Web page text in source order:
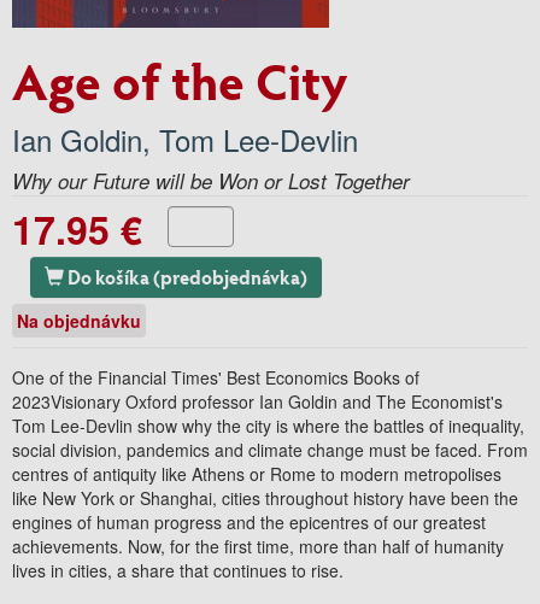
Age of the City
Ian Goldin, Tom Lee-Devlin
Why our Future will be Won or Lost Together
17.95 €
Do košíka (predobjednávka)
Na objednávku
One of the Financial Times' Best Economics Books of
2023Visionary Oxford professor Ian Goldin and The Economist's
Tom Lee-Devlin show why the city is where the battles of inequality,
social division, pandemics and climate change must be faced. From
centres of antiquity like Athens or Rome to modern metropolises
like New York or Shanghai, cities throughout history have been the
engines of human progress and the epicentres of our greatest
achievements. Now, for the first time, more than half of humanity
lives in cities, a share that continues to rise.